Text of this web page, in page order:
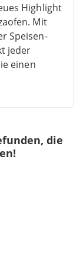
Highlight
Mit
Speisen-
jeder
einen
die